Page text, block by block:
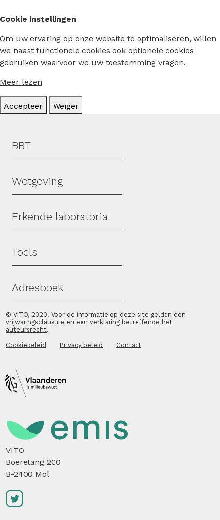
Cookie instellingen
Om uw ervaring op onze website te optimaliseren, willen
we naast functionele cookies ook optionele cookies
gebruiken waarvoor we uw toestemming vragen.
Meer lezen
Accepteer Weiger
Hoofdmenu
BBT
Wetgeving
Erkende laboratoria
Tools
Adresboek
© VITO, 2020. Voor de informatie op deze site gelden een
vrijwaringsclausule en een verklaring betreffende het
auteursrecht.
Cookiebeleid Privacy beleid Contact
VITO
Boeretang 200
B-2400 Mol